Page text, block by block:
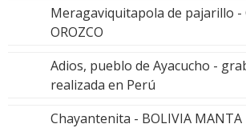
Meragaviquitapola de pajarillo -
OROZCO
Adios, pueblo de Ayacucho -
realizada en Perú
Chayantenita - BOLIVIA MANTA